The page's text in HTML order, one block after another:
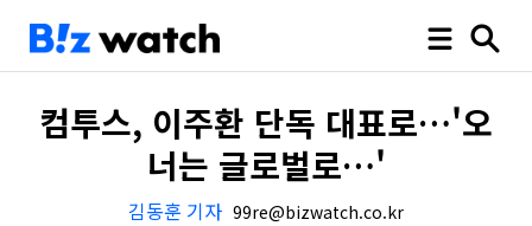
컴투스, 이주환 단독 대표로…'오
너는 글로벌로…'
김동훈 기자 99re@bizwatch.co.kr